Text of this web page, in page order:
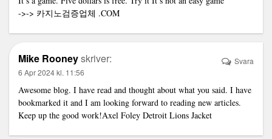
->-> 카지노검증업체 .COM
Mike Rooneyskriver:
6 Apr 2024 kl. 11:56
Awesome blog. I have read and thought about what you said. I have
bookmarked it and I am looking forward to reading new articles.
Keep up the good work!Axel Foley Detroit Lions Jacket
Svara